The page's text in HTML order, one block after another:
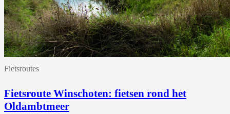
Fietsroutes
Fietsroute Winschoten: fietsen rond het
Oldambtmeer